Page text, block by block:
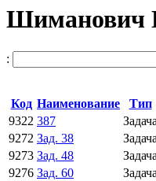
Шиманович
:
Код Наименование Тип
9322 387 Задача
9272 Зад. 38 Задача
9273 Зад. 48 Задача
9276 Зад. 60 Задача